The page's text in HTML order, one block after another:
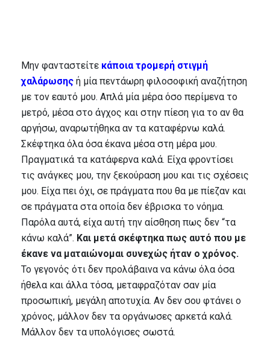
Μην φανταστείτε κάποια τρομερή στιγμή
χαλάρωσης ή μία πεντάωρη φιλοσοφική αναζήτηση
με τον εαυτό μου. Απλά μία μέρα όσο περίμενα το
μετρό, μέσα στο άγχος και στην πίεση για το αν θα
αργήσω, αναρωτήθηκα αν τα καταφέρνω καλά.
Σκέφτηκα όλα όσα έκανα μέσα στη μέρα μου.
Πραγματικά τα κατάφερνα καλά. Είχα φροντίσει
τις ανάγκες μου, την ξεκούραση μου και τις σχέσεις
μου. Είχα πει όχι, σε πράγματα που θα με πίεζαν και
σε πράγματα στα οποία δεν έβρισκα το νόημα.
Παρόλα αυτά, είχα αυτή την αίσθηση πως δεν “τα
κάνω καλά”. Και μετά σκέφτηκα πως αυτό που με
έκανε να ματαιώνομαι συνεχώς ήταν ο χρόνος.
Το γεγονός ότι δεν προλάβαινα να κάνω όλα όσα
ήθελα και άλλα τόσα, μεταφραζόταν σαν μία
προσωπική, μεγάλη αποτυχία. Αν δεν σου φτάνει ο
χρόνος, μάλλον δεν τα οργάνωσες αρκετά καλά.
Μάλλον δεν τα υπολόγισες σωστά.